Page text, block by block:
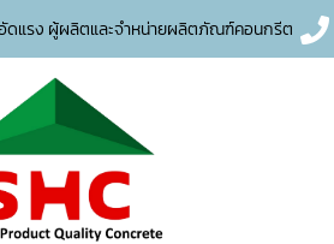
แรง ผู้ผลิตและจำหน่ายผลิตภัณฑ์คอนกรีต